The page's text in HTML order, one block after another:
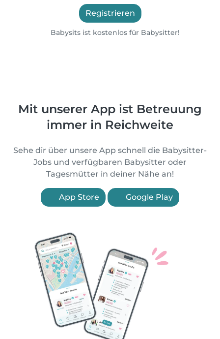
Registrieren
Babysits ist kostenlos für Babysitter!
Mit unserer App ist Betreuung
immer in Reichweite
Sehe dir über unsere App schnell die Babysitter-
Jobs und verfügbaren Babysitter oder
Tagesmütter in deiner Nähe an!
App Store Google Play